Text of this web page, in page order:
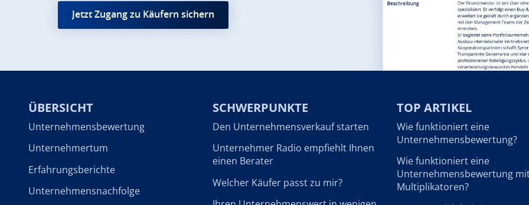
Jetzt Zugang zu Käufern sichern
ÜBERSICHT
Unternehmensbewertung
Unternehmertum
Erfahrungsberichte
Unternehmensnachfolge
SCHWERPUNKTE
Den Unternehmensverkauf starten
Unternehmer Radio empfiehlt Ihnen
einen Berater
Welcher Käufer passt zu mir?
TOP ARTIKEL
Wie funktioniert eine
Unternehmensbewertung?
Wie funktioniert eine
Unternehmensbewertung
Multiplikatoren?